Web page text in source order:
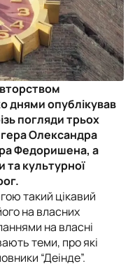
днями опублікував
погляди трьох
Олександра
Федоришена, а
культурної
такий цікавий
на власних
на власні
теми, про які
“Деінде”.